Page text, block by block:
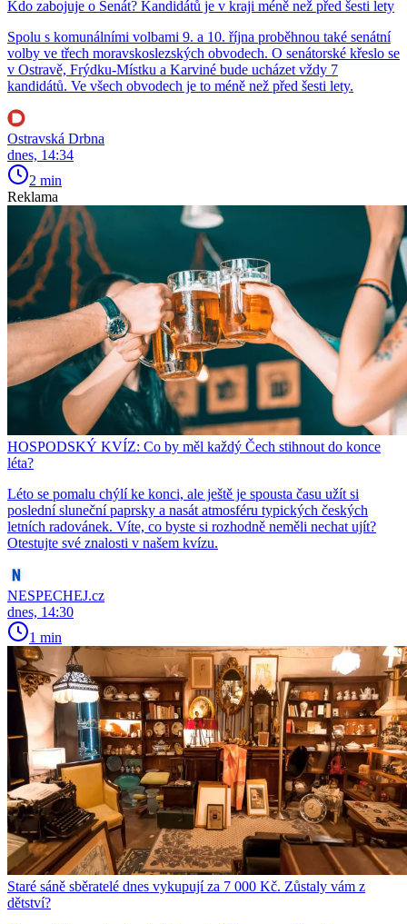
Kdo zabojuje o Senát? Kandidátů je v kraji méně než před šesti lety
Spolu s komunálními volbami 9. a 10. října proběhnou také senátní
volby ve třech moravskoslezských obvodech. O senátorské křeslo se
v Ostravě, Frýdku-Místku a Karviné bude ucházet vždy 7
kandidátů. Ve všech obvodech je to méně než před šesti lety.
Ostravská Drbna
dnes, 14:34
2 min
Reklama
HOSPODSKÝ KVÍZ: Co by měl každý Čech stihnout do konce
léta?
Léto se pomalu chýlí ke konci, ale ještě je spousta času užít si
poslední sluneční paprsky a nasát atmosféru typických českých
letních radovánek. Víte, co byste si rozhodně neměli nechat ujít?
Otestujte své znalosti v našem kvízu.
NESPECHEJ.cz
dnes, 14:30
1 min
Staré sáně sběratelé dnes vykupují za 7 000 Kč. Zůstaly vám z
dětství?